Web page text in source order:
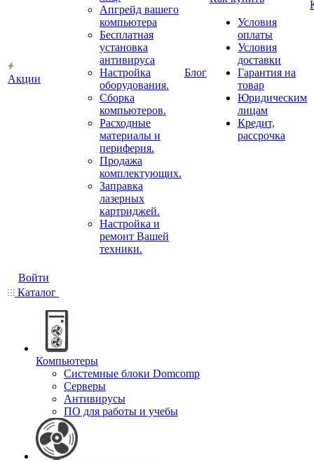
Акции
Апгрейд вашего
компьютера
Бесплатная
установка
антивируса
Настройка
оборудования.
Сборка
компьютеров.
Расходные
материалы и
периферия.
Продажа
комплектующих.
Заправка
лазерных
картриджей.
Настройка и
ремонт Вашей
техники.
Блог
Условия
оплаты
Условия
доставки
Гарантия на
товар
Юридическим
лицам
Кредит,
рассрочка
Войти
Каталог
Компьютеры
Системные блоки Domcomp
Серверы
Антивирусы
ПО для работы и учебы